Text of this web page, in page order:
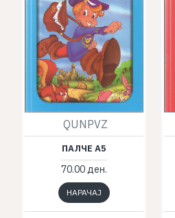
QUNPVZ
ПАЛЧЕ А5
70.00 ден.
НАРАЧАЈ